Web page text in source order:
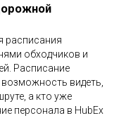
расписания
обходчиков и
Расписание
видеть,
а кто уже
персонала в HubEx